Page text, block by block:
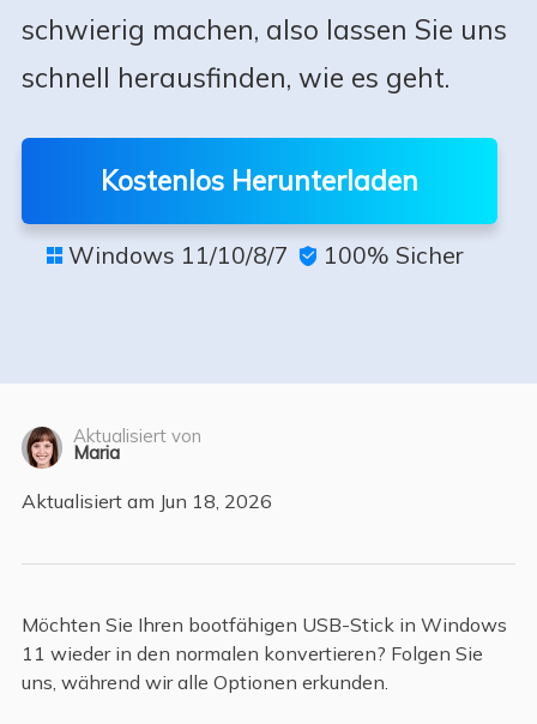
schwierig machen, also lassen Sie uns
schnell herausfinden, wie es geht.
Kostenlos Herunterladen
 Windows 11/10/8/7  100% Sicher
Aktualisiert von
Maria
Aktualisiert am Jun 18, 2026
Möchten Sie Ihren bootfähigen USB-Stick in Windows
11 wieder in den normalen konvertieren? Folgen Sie
uns, während wir alle Optionen erkunden.